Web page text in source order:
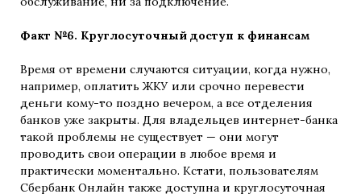
Факт №6. Круглосуточный доступ к финансам
Время от времени случаются ситуации, когда нужно,
например, оплатить ЖКУ или срочно перевести
деньги кому-то поздно вечером, а все отделения
банков уже закрыты. Для владельцев интернет-банка
такой проблемы не существует — они могут
проводить свои операции в любое время и
практически моментально. Кстати, пользователям
Сбербанк Онлайн также доступна и круглосуточная